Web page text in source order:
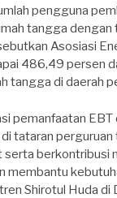
pengguna
tangga
Asosiasi
486,49 persen
tangga di daerah
pemanfaatan
tataran
berkontribusi
membantu
Shirotul Huda di